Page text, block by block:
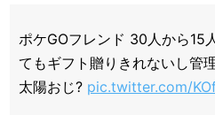
ポケGOフレンド 30人から15
てもギフト贈りきれないし管
太陽おじ? pic.twitter.com/